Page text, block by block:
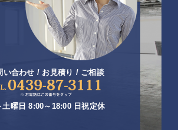
い合わせ / お見積り / ご相談
土曜日 8:00～18:00 日祝定休